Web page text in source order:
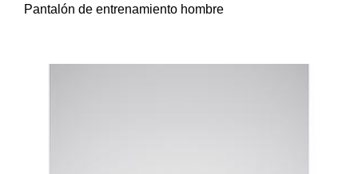
Pantalón de entrenamiento hombre